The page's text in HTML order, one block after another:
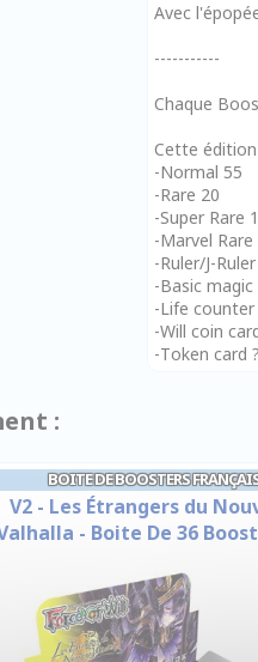
Avec
-----------
Chaque
Cette
-Normal 55
-Rare 20
-Super Rare
-Marvel Rare
-Ruler/J-
-Basic
-Life counter
-Will coin
-Token card ?
:
BOITE DE BOOSTERS
V2 - Les Étrangers du
- Boite De 36